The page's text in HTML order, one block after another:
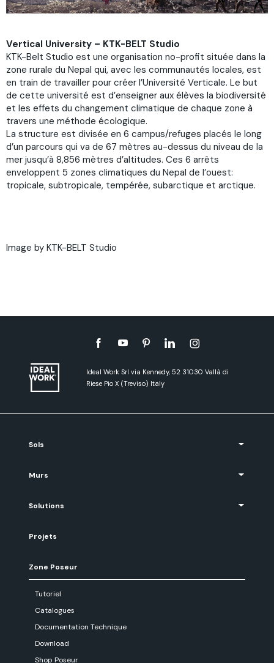
Vertical University – KTK-BELT Studio
KTK-Belt Studio est une organisation no-profit située dans la
zone rurale du Nepal qui, avec les communautés locales, est
en train de travailler pour créer l’Université Verticale. Le but
de cette université est d’enseigner aux élèves la biodiversité
et les effets du changement climatique de chaque zone à
travers une méthode écologique.
La structure est divisée en 6 campus/refuges placés le long
d’un parcours qui va de 67 mètres au-dessus du niveau de la
mer jusqu’à 8,856 mètres d’altitudes. Ces 6 arrêts
enveloppent 5 zones climatiques du Nepal de l’ouest:
tropicale, subtropicale, tempérée, subarctique et arctique.
Image by KTK-BELT Studio
Ideal Work Srl via Kennedy, 52 31030 Vallà di
Riese Pio X (Treviso) Italy
Sols
Murs
Solutions
Projets
Zone Poseur
Tutoriel
Catalogues
Documentation Technique
Download
Shop Poseur